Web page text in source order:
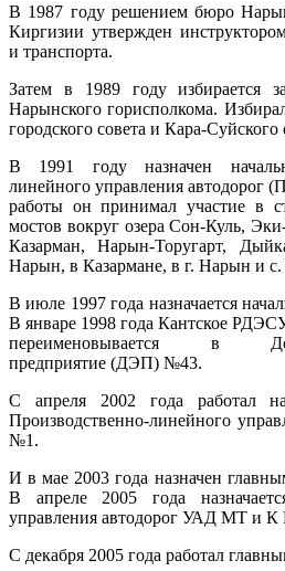
В 1987 году решением бюро
Киргизии утвержден
и транспорта.
Затем в 1989 году избирается
Нарынского горисполкома.
городского совета и Кара-Суйского
В 1991 году назначен
линейного управления
работы он принимал участие в
мостов вокруг озера Сон-Куль,
Казарман, Нарын-Торугарт,
Нарын, в Казармане, в г. Нарын и
В июле 1997 года назначается
В январе 1998 года Кантское
переименовывается в
предприятие (ДЭП) №43.
С апреля 2002 года работал
Производственно-линейного
№1.
И в мае 2003 года назначен
В апреле 2005 года
управления автодорог УАД МТ и К
С декабря 2005 года работал